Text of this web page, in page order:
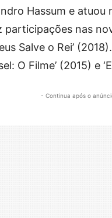
Hassum e atuou
nas
Salve o Rei’
O Filme’ (2015) e
- Continua após o